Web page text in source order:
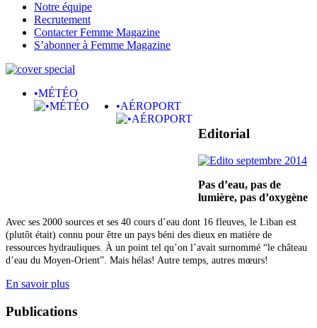
Notre équipe
Recrutement
Contacter Femme Magazine
S’abonner à Femme Magazine
•MÉTÉO
•AÉROPORT
Editorial
Pas d’eau, pas de
lumière, pas d’oxygène
Avec ses 2000 sources et ses 40 cours d’eau dont 16 fleuves, le Liban est
(plutôt était) connu pour être un pays béni des dieux en matière de
ressources hydrauliques. À un point tel qu’on l’avait surnommé “le château
d’eau du Moyen-Orient”. Mais hélas! Autre temps, autres mœurs!
En savoir plus
Publications